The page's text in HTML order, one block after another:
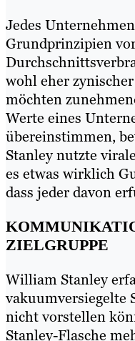
Jedes
Grundprinzipien
wohl eher
möchten
Werte eines
übereinstimmen,
Stanley nutzte
es etwas wirklich
dass jeder davon
ZIELGRUPPE
William Stanley
vakuumversiegelte
nicht vorstellen
Stanley-Flasche